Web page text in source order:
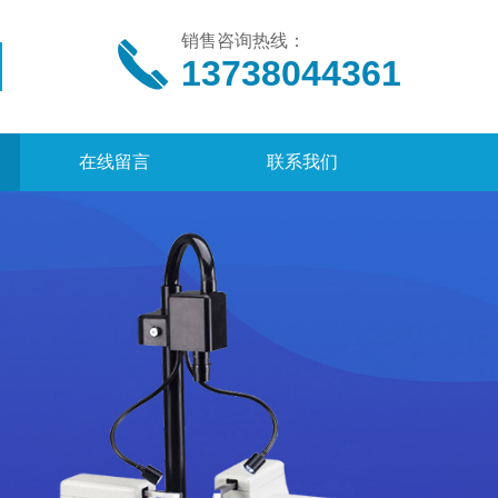
销售咨询热线：
13738044361
在线留言 联系我们